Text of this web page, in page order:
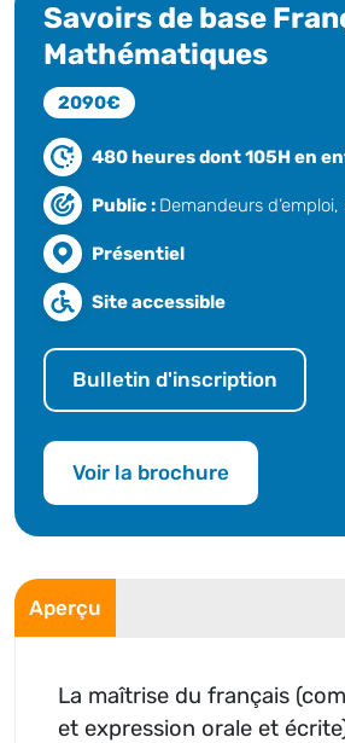
Aperçu
La maîtrise du français
et expression orale et
Savoirs de base
Mathématiques
2090€
480 heures dont 105H en
Public : Demandeurs
Présentiel
Site accessible
Bulletin d'inscription
Voir la brochure